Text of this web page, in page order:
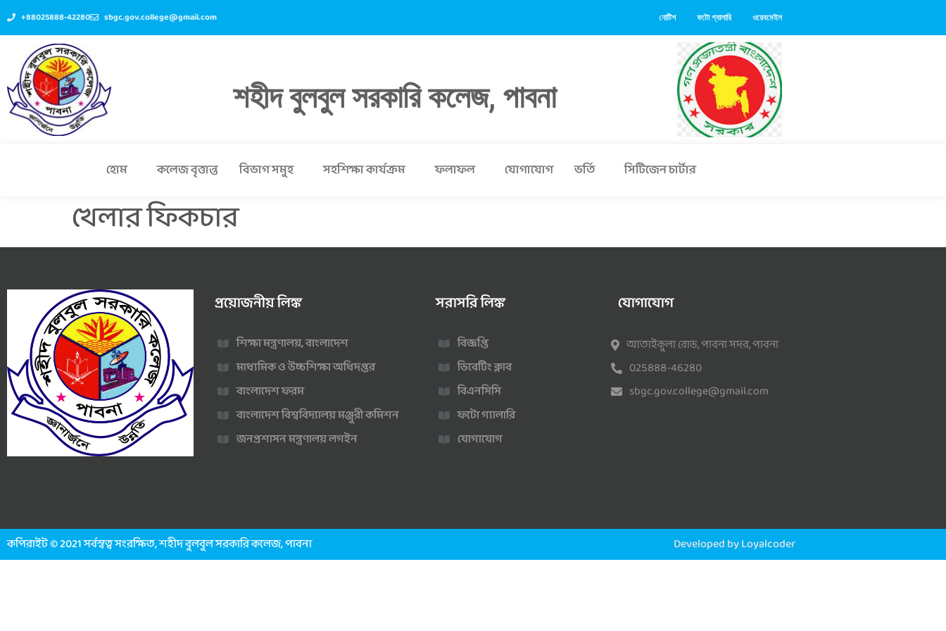
+88025888-42280 sbgc.gov.college@gmail.com নোটিশ ফটো গ্যালারি ওয়েবমেইল
শহীদ বুলবুল সরকারি কলেজ, পাবনা
হোম কলেজ বৃত্তান্ত বিভাগ সমুহ সহশিক্ষা কার্যক্রম ফলাফল যোগাযোগ ভর্তি সিটিজেন চার্টার
খেলার ফিকচার
প্রয়োজনীয় লিঙ্ক
শিক্ষা মন্ত্রণালয়, বাংলাদেশ
মাধ্যমিক ও উচ্চশিক্ষা অধিদপ্তর
বাংলাদেশ ফরম
বাংলাদেশ বিশ্ববিদ্যালয় মঞ্জুরী কমিশন
জনপ্রশাসন মন্ত্রণালয় লগইন
সরাসরি লিঙ্ক
বিজ্ঞপ্তি
ডিবেটিং ক্লাব
বিএনসিসি
ফটো গ্যালারি
যোগাযোগ
যোগাযোগ
আতাইকুলা রোড, পাবনা সদর, পাবনা
025888-46280
sbgc.gov.college@gmail.com
কপিরাইট © 2021 সর্বস্বত্ব সংরক্ষিত, শহীদ বুলবুল সরকারি কলেজ, পাবনা Developed by Loyalcoder